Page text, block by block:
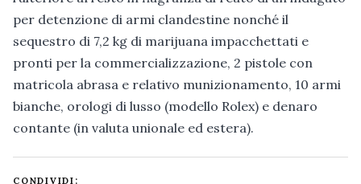
per detenzione di armi clandestine nonché il
sequestro di 7,2 kg di marijuana impacchettati e
pronti per la commercializzazione, 2 pistole con
matricola abrasa e relativo munizionamento, 10 armi
bianche, orologi di lusso (modello Rolex) e denaro
contante (in valuta unionale ed estera).
CONDIVIDI: